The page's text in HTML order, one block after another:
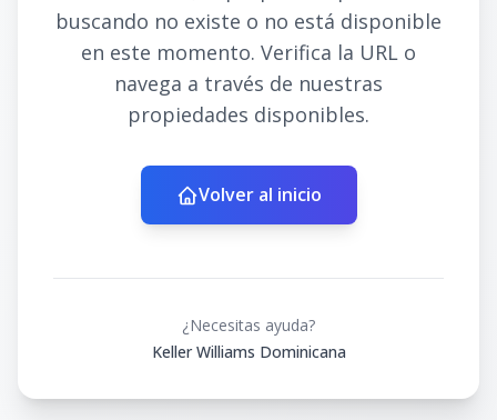
buscando no existe o no está disponible
en este momento. Verifica la URL o
navega a través de nuestras
propiedades disponibles.
Volver al inicio
¿Necesitas ayuda?
Keller Williams Dominicana